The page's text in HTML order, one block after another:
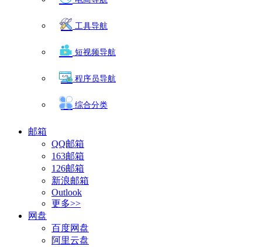
工具导航
短视频导航
程序员导航
综合分类
邮箱
QQ邮箱
163邮箱
126邮箱
新浪邮箱
Outlook
更多>>
网盘
百度网盘
阿里云盘